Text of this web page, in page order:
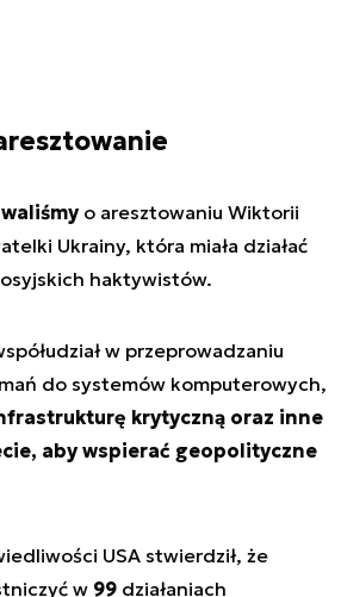
o aresztowaniu Wiktorii
Ukrainy, która miała działać
haktywistów.
w przeprowadzaniu
do systemów komputerowych,
krytyczną oraz inne
aby wspierać geopolityczne
USA stwierdził, że
w 99 działaniach